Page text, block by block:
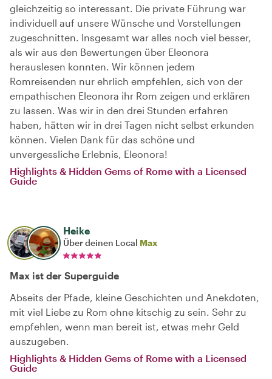
gleichzeitig so interessant. Die private Führung war
individuell auf unsere Wünsche und Vorstellungen
zugeschnitten. Insgesamt war alles noch viel besser,
als wir aus den Bewertungen über Eleonora
herauslesen konnten. Wir können jedem
Romreisenden nur ehrlich empfehlen, sich von der
empathischen Eleonora ihr Rom zeigen und erklären
zu lassen. Was wir in den drei Stunden erfahren
haben, hätten wir in drei Tagen nicht selbst erkunden
können. Vielen Dank für das schöne und
unvergessliche Erlebnis, Eleonora!
Highlights & Hidden Gems of Rome with a Licensed
Guide
Heike
Über deinen Local Max
Max ist der Superguide
Abseits der Pfade, kleine Geschichten und Anekdoten,
mit viel Liebe zu Rom ohne kitschig zu sein. Sehr zu
empfehlen, wenn man bereit ist, etwas mehr Geld
auszugeben.
Highlights & Hidden Gems of Rome with a Licensed
Guide